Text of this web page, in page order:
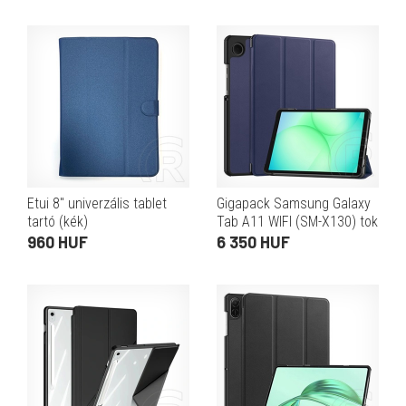
Etui 8" univerzális tablet
tartó (kék)
960 HUF
Gigapack Samsung Galaxy
Tab A11 WIFI (SM-X130) tok
álló, bőr hatású (flip, trifold,
6 350 HUF